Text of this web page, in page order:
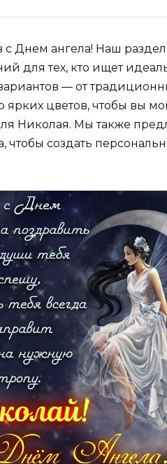
Днем ангела! Наш раздел
для тех, кто ищет
— от
ярких цветов, чтобы вы
Николая. Мы также
чтобы создать